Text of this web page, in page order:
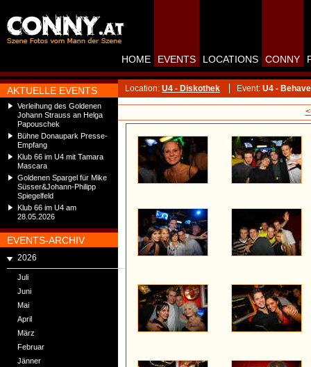
AKTUELLE EVENTS
Verleihung des Goldenen
Johann Strauss an Helga
Papouschek
Bühne Donaupark Presse-
Empfang
Klub 66 im U4 mit Tamara
Mascara
Goldenen Spargel für Mike
Süsser&Johann-Philipp
Spiegelfeld
Klub 66 im U4 am
28.05.2026
EVENTS-ARCHIV
2026
Juli
Juni
Mai
April
März
Februar
Jänner
HOME EVENTS LOCATIONS CONNY
Location: U4 - Diskothek Event: U4 -